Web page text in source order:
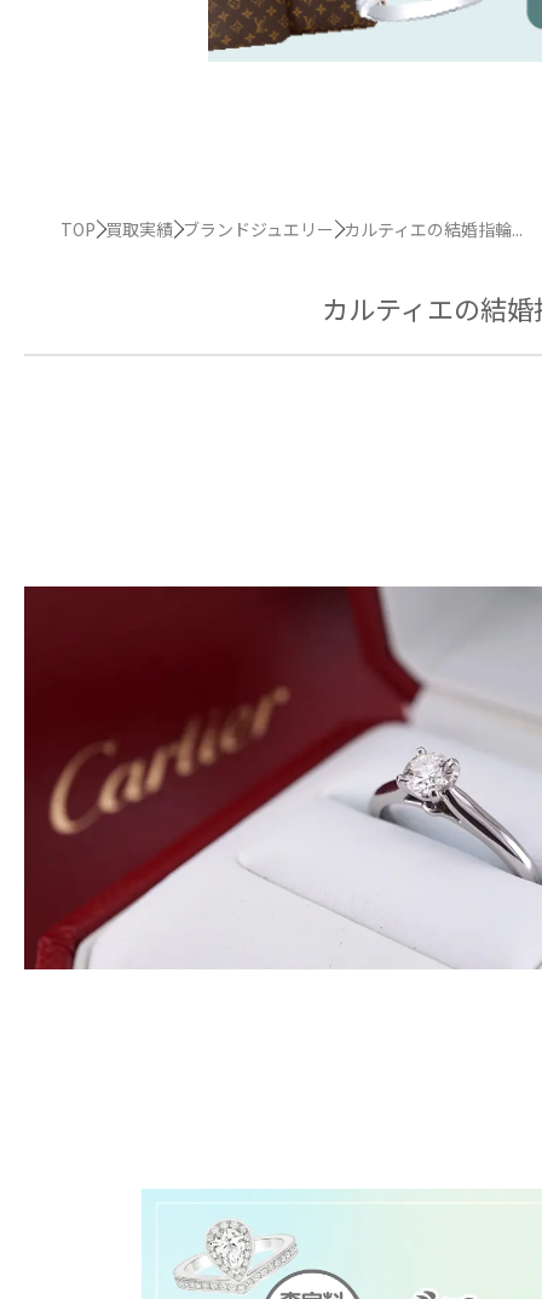
TOP 買取実績 ブランドジュエリー カルティエの結婚指輪...
カルティエの結